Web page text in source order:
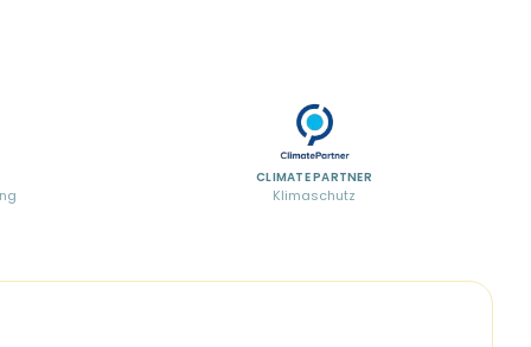
CLIMATE PARTNER
Klimaschutz